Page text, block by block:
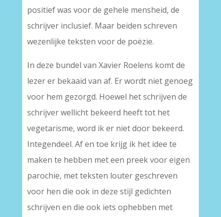
positief was voor de gehele mensheid, de
schrijver inclusief. Maar beiden schreven
wezenlijke teksten voor de poëzie.
In deze bundel van Xavier Roelens komt de
lezer er bekaaid van af. Er wordt niet genoeg
voor hem gezorgd. Hoewel het schrijven de
schrijver wellicht bekeerd heeft tot het
vegetarisme, word ik er niet door bekeerd.
Integendeel. Af en toe krijg ik het idee te
maken te hebben met een preek voor eigen
parochie, met teksten louter geschreven
voor hen die ook in deze stijl gedichten
schrijven en die ook iets ophebben met